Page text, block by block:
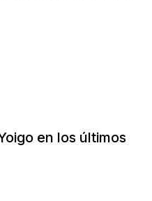
en los últimos